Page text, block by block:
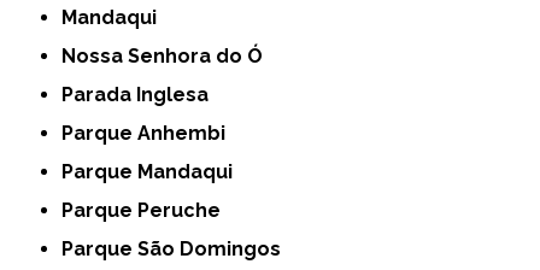
Mandaqui
Nossa Senhora do Ó
Parada Inglesa
Parque Anhembi
Parque Mandaqui
Parque Peruche
Parque São Domingos